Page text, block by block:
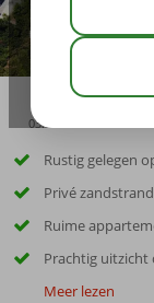
03:00
Rustig gelegen
Privé
Ruime
Prachtig uitzicht
Meer lezen